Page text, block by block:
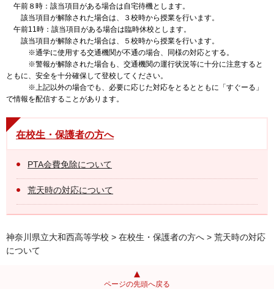
午前８時：該当項目がある場合は自宅待機とします。
該当項目が解除された場合は、３校時から授業を行います。
午前11時：該当項目がある場合は臨時休校とします。
該当項目が解除された場合は、５校時から授業を行います。
※通学に使用する交通機関が不通の場合、同様の対応とする。
※警報が解除された場合も、交通機関の運行状況等に十分に注意すると
ともに、安全を十分確保して登校してください。
※上記以外の場合でも、必要に応じた対応をとるとともに「すぐーる」
で情報を配信することがあります。
在校生・保護者の方へ
PTA会費免除について
荒天時の対応について
神奈川県立大和西高等学校 > 在校生・保護者の方へ > 荒天時の対応
について
ページの先頭へ戻る